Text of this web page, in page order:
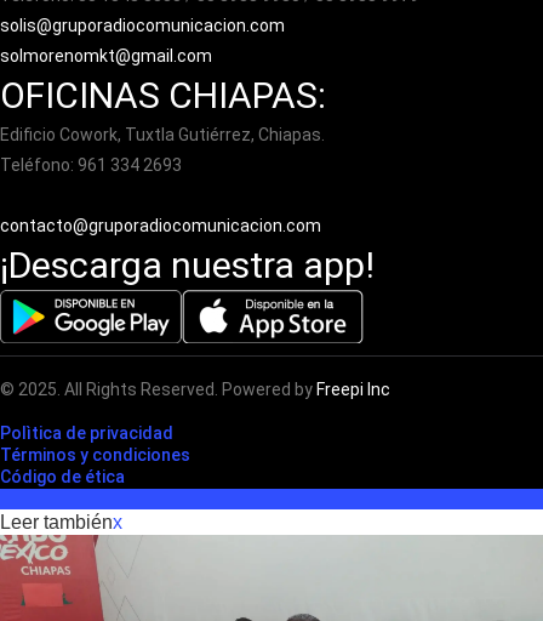
solis@gruporadiocomunicacion.com
solmorenomkt@gmail.com
OFICINAS CHIAPAS:
Edificio Cowork, Tuxtla Gutiérrez, Chiapas.
Teléfono: 961 334 2693
contacto@gruporadiocomunicacion.com
¡Descarga nuestra app!
© 2025. All Rights Reserved. Powered by Freepi Inc
Polìtica de privacidad
Términos y condiciones
Código de ética
Leer tambiénx